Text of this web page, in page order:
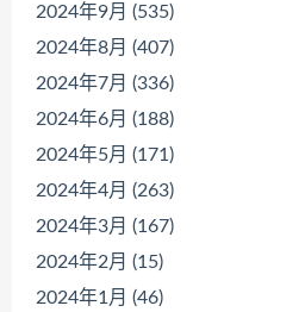
2024年9月 (535)
2024年8月 (407)
2024年7月 (336)
2024年6月 (188)
2024年5月 (171)
2024年4月 (263)
2024年3月 (167)
2024年2月 (15)
2024年1月 (46)